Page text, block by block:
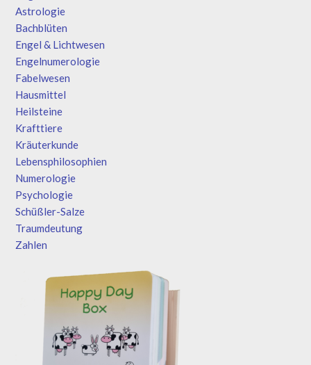
Astrologie
Bachblüten
Engel & Lichtwesen
Engelnumerologie
Fabelwesen
Hausmittel
Heilsteine
Krafttiere
Kräuterkunde
Lebensphilosophien
Numerologie
Psychologie
Schüßler-Salze
Traumdeutung
Zahlen